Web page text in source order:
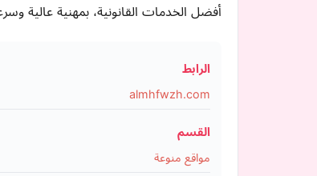
أفضل الخدمات القانونية، بمهنية عالية
الرابط
almhfwzh.com
القسم
مواقع منوعة